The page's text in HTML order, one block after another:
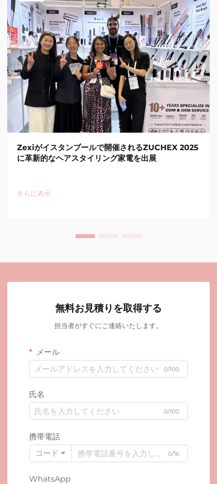
Zexiがイスタンブールで開催されるZUCHEX 2025
に革新的なヘアスタイリング家電を出展
さらに表示
無料お見積りを取得する
担当者がすぐにご連絡いたします。
メール
0/100
氏名
0/100
携帯電話
コード
0/16
WhatsApp